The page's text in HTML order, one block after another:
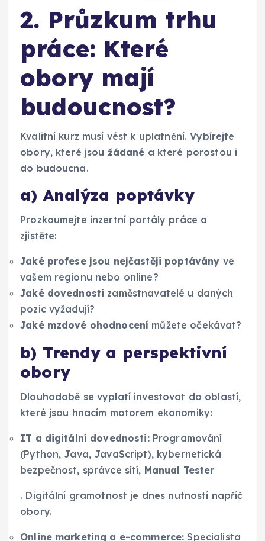
2. Průzkum trhu
práce: Které
obory mají
budoucnost?
Kvalitní kurz musí vést k uplatnění. Vybírejte
obory, které jsou žádané a které porostou i
do budoucna.
a) Analýza poptávky
Prozkoumejte inzertní portály práce a
zjistěte:
Jaké profese jsou nejčastěji poptávány ve
vašem regionu nebo online?
Jaké dovednosti zaměstnavatelé u daných
pozic vyžadují?
Jaké mzdové ohodnocení můžete očekávat?
b) Trendy a perspektivní
obory
Dlouhodobě se vyplatí investovat do oblastí,
které jsou hnacím motorem ekonomiky:
IT a digitální dovednosti:Programování
(Python, Java, JavaScript), kybernetická
bezpečnost, správce sítí, Manual Tester
. Digitální gramotnost je dnes nutností napříč
obory.
Online marketing a e-commerce: Specialista